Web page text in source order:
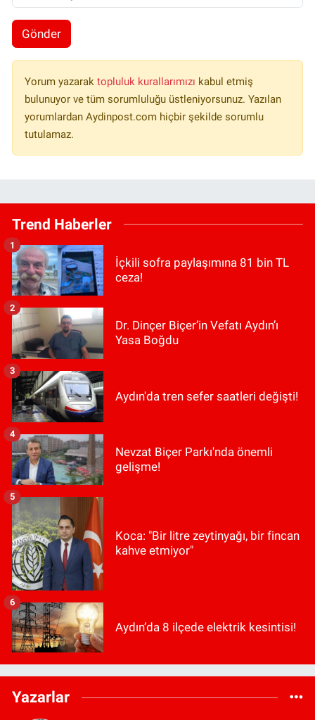
Gönder
Yorum yazarak topluluk kurallarımızı kabul etmiş
bulunuyor ve tüm sorumluluğu üstleniyorsunuz. Yazılan
yorumlardan Aydinpost.com hiçbir şekilde sorumlu
tutulamaz.
Trend Haberler
İçkili sofra paylaşımına 81 bin TL
ceza!
1
Dr. Dinçer Biçer’in Vefatı Aydın’ı
Yasa Boğdu
2
Aydın'da tren sefer saatleri değişti!
3
Nevzat Biçer Parkı'nda önemli
gelişme!
4
Koca: "Bir litre zeytinyağı, bir fincan
kahve etmiyor"
5
Aydın’da 8 ilçede elektrik kesintisi!
6
Yazarlar